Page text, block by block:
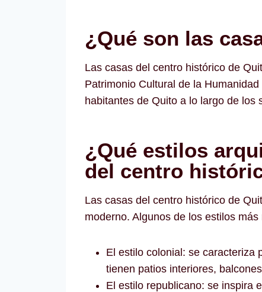
¿Qué son las
Las casas del centro histórico de
Patrimonio Cultural de la
habitantes de Quito a lo largo de los
¿Qué estilos
del centro
Las casas del centro histórico de
moderno. Algunos de los estilos
El estilo colonial: se caracteriza
tienen patios interiores,
El estilo republicano: se inspira